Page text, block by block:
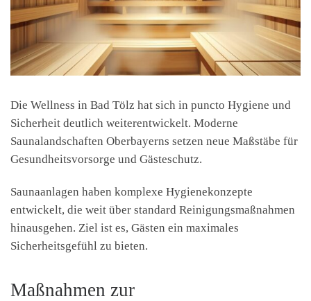
Die Wellness in Bad Tölz hat sich in puncto Hygiene und
Sicherheit deutlich weiterentwickelt. Moderne
Saunalandschaften Oberbayerns setzen neue Maßstäbe für
Gesundheitsvorsorge und Gästeschutz.
Saunaanlagen haben komplexe Hygienekonzepte
entwickelt, die weit über standard Reinigungsmaßnahmen
hinausgehen. Ziel ist es, Gästen ein maximales
Sicherheitsgefühl zu bieten.
Maßnahmen zur